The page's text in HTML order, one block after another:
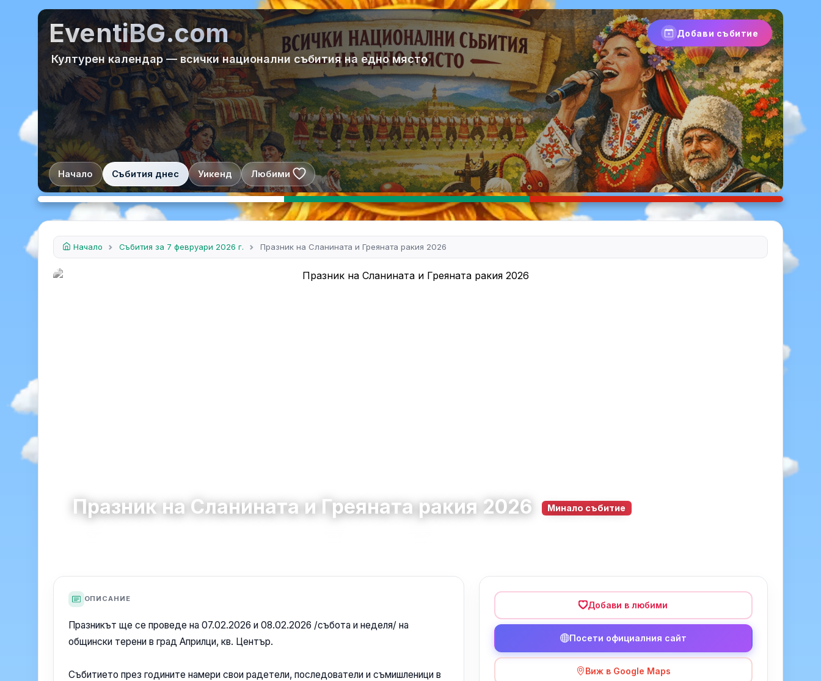
EventiBG.com Добави събитие
Културен календар — всички национални събития на едно място
Начало Събития днес Уикенд Любими
Начало Събития за 7 февруари 2026 г. Празник на Сланината и Греяната ракия 2026
Празник на Сланината и Греяната ракия 2026 Минало събитие
ОПИСАНИЕ
Празникът ще се проведе на 07.02.2026 и 08.02.2026 /събота и неделя/ на
общински терени в град Априлци, кв. Център.
Събитието през годините намери свои радетели, последователи и съмишленици в
Добави в любими
Посети официалния сайт
Виж в Google Maps